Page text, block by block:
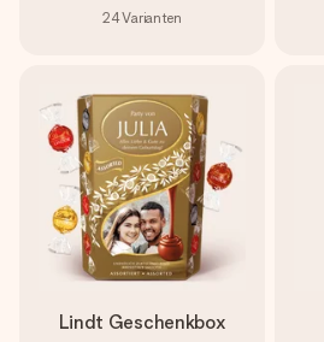
24Varianten
Lindt Geschenkbox